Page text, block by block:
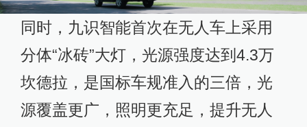
同时，九识智能首次在无人车上采用
分体“冰砖”大灯，光源强度达到4.3万
坎德拉，是国标车规准入的三倍，光
源覆盖更广，照明更充足，提升无人